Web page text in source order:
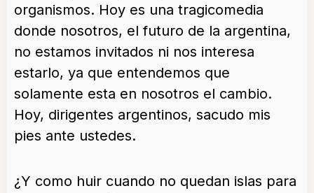
organismos. Hoy es una tragicomedia
donde nosotros, el futuro de la argentina,
no estamos invitados ni nos interesa
estarlo, ya que entendemos que
solamente esta en nosotros el cambio.
Hoy, dirigentes argentinos, sacudo mis
pies ante ustedes.
¿Y como huir cuando no quedan islas para